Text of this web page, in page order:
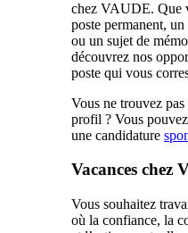
chez VAUDE. Que
poste permanent,
ou un sujet de
découvrez nos
poste qui vous
Vous ne trouvez
profil ? Vous
une candidature
Vacances chez
Vous souhaitez
où la confiance, la